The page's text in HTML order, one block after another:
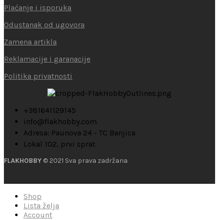
Plaćanje i isporuka
Odustanak od ugovora
Zamena artikla
Reklamacije i garanacije
Politika privatnosti
+381641129145
info@flakhobby.com
Adresa: Paunova 24 - TC Banjica
Lokal 102, prvi sprat
FLAKHOBBY © 2021 Sva prava zadržana
Shop
Lista želja
Account